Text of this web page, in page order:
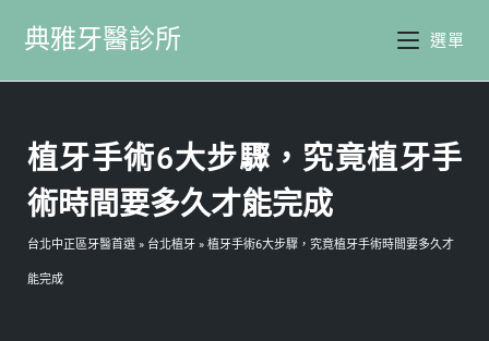
典雅牙醫診所 選單
植牙手術6大步驟，究竟植牙手
術時間要多久才能完成
台北中正區牙醫首選 » 台北植牙 » 植牙手術6大步驟，究竟植牙手術時間要多久才
能完成